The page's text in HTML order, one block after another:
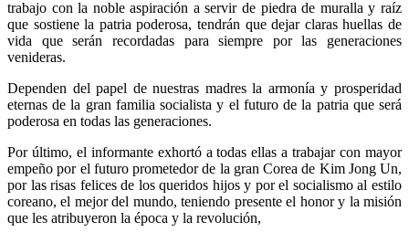
trabajo con la noble aspiración a servir de piedra de muralla y raíz
que sostiene la patria poderosa, tendrán que dejar claras huellas de
vida que serán recordadas para siempre por las generaciones
venideras.
Dependen del papel de nuestras madres la armonía y prosperidad
eternas de la gran familia socialista y el futuro de la patria que será
poderosa en todas las generaciones.
Por último, el informante exhortó a todas ellas a trabajar con mayor
empeño por el futuro prometedor de la gran Corea de Kim Jong Un,
por las risas felices de los queridos hijos y por el socialismo al estilo
coreano, el mejor del mundo, teniendo presente el honor y la misión
que les atribuyeron la época y la revolución,